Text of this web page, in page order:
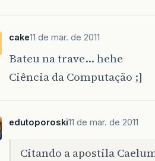
cake11 de mar. de 2011
Bateu na trave… hehe
Ciência da Computação ;]
edutoporoski11 de mar. de 2011
Citando a apostila